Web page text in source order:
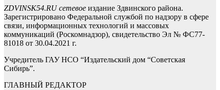
ZDVINSK54.RU сетевое издание Здвинского района.
Зарегистрировано Федеральной службой по надзору в сфере
связи, информационных технологий и массовых
коммуникаций (Роскомнадзор), свидетельство Эл № ФС77-
81018 от 30.04.2021 г.
Учредитель ГАУ НСО “Издательский дом “Советская
Сибирь”.
ГЛАВНЫЙ РЕДАКТОР